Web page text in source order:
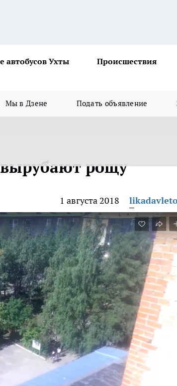
автобусов Ухты Происшествия
Мы в Дзене Подать объявление
рощу
1 августа 2018